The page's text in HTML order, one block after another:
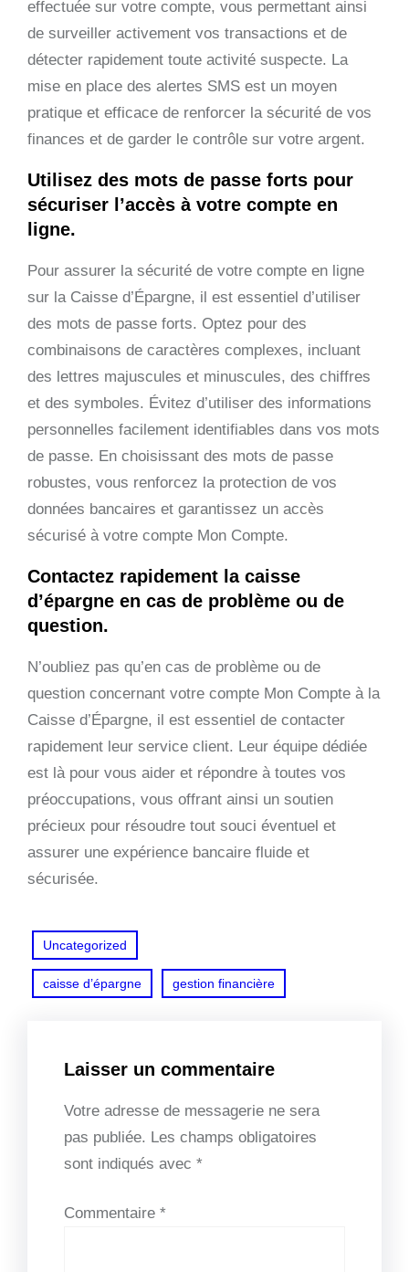
effectuée sur votre compte, vous permettant ainsi
de surveiller activement vos transactions et de
détecter rapidement toute activité suspecte. La
mise en place des alertes SMS est un moyen
pratique et efficace de renforcer la sécurité de vos
finances et de garder le contrôle sur votre argent.
Utilisez des mots de passe forts pour
sécuriser l’accès à votre compte en
ligne.
Pour assurer la sécurité de votre compte en ligne
sur la Caisse d’Épargne, il est essentiel d’utiliser
des mots de passe forts. Optez pour des
combinaisons de caractères complexes, incluant
des lettres majuscules et minuscules, des chiffres
et des symboles. Évitez d’utiliser des informations
personnelles facilement identifiables dans vos mots
de passe. En choisissant des mots de passe
robustes, vous renforcez la protection de vos
données bancaires et garantissez un accès
sécurisé à votre compte Mon Compte.
Contactez rapidement la caisse
d’épargne en cas de problème ou de
question.
N’oubliez pas qu’en cas de problème ou de
question concernant votre compte Mon Compte à la
Caisse d’Épargne, il est essentiel de contacter
rapidement leur service client. Leur équipe dédiée
est là pour vous aider et répondre à toutes vos
préoccupations, vous offrant ainsi un soutien
précieux pour résoudre tout souci éventuel et
assurer une expérience bancaire fluide et
sécurisée.
Uncategorized
caisse d’épargne gestion financière
Laisser un commentaire
Votre adresse de messagerie ne sera
pas publiée. Les champs obligatoires
sont indiqués avec *
Commentaire *